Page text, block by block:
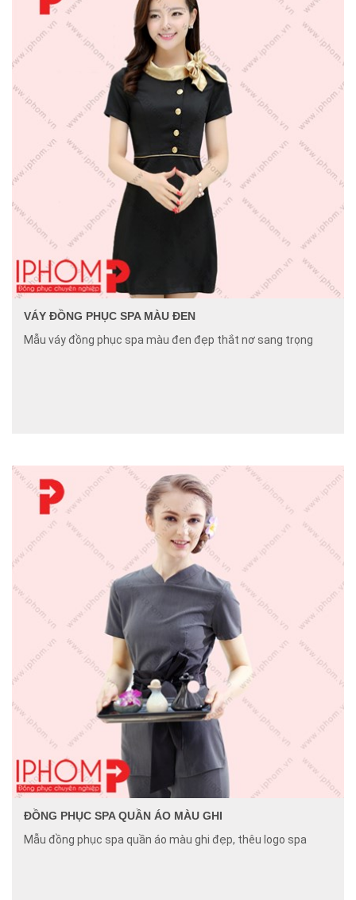
VÁY ĐỒNG PHỤC SPA MÀU ĐEN
Mẫu váy đồng phục spa màu đen đẹp thắt nơ sang trọng
ĐỒNG PHỤC SPA QUẦN ÁO MÀU GHI
Mẫu đồng phục spa quần áo màu ghi đẹp, thêu logo spa